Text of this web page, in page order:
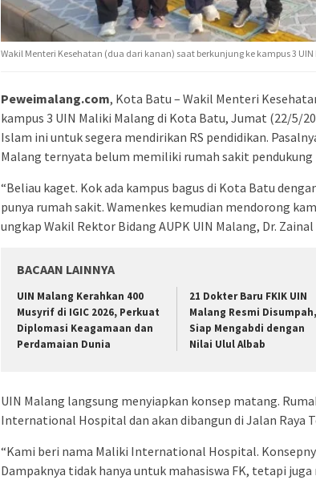
Wakil Menteri Kesehatan (dua dari kanan) saat berkunjung ke kampus 3
Peweimalang.com, Kota Batu – Wakil Menteri
kampus 3 UIN Maliki Malang di Kota Batu, Jumat (22/5/
Islam ini untuk segera mendirikan RS pendidikan.
Malang ternyata belum memiliki rumah sakit pendukung
“Beliau kaget. Kok ada kampus bagus di Kota Batu
punya rumah sakit. Wamenkes kemudian mendorong
ungkap Wakil Rektor Bidang AUPK UIN Malang, Dr.
BACAAN LAINNYA
UIN Malang Kerahkan 400
Musyrif di IGIC 2026, Perkuat
Diplomasi Keagamaan dan
Perdamaian Dunia
21 Dokter Baru FKIK UIN
Malang Resmi Disumpah,
Siap Mengabdi dengan
Nilai Ulul Albab
UIN Malang langsung menyiapkan konsep matang.
International Hospital dan akan dibangun di Jalan Raya
“Kami beri nama Maliki International Hospital.
Dampaknya tidak hanya untuk mahasiswa FK, tetapi